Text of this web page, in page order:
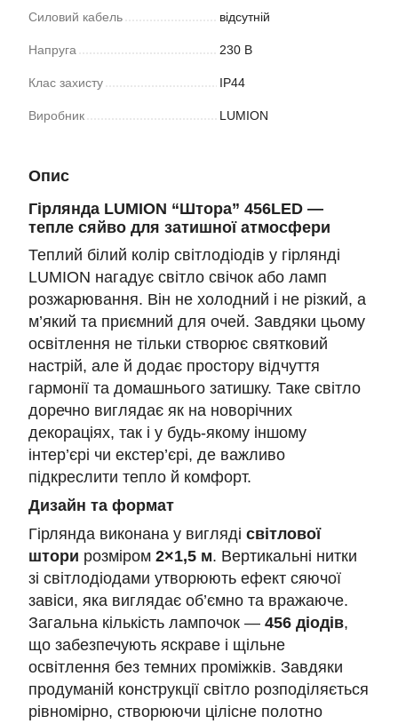
Силовий кабель відсутній
Напруга 230 В
Клас захисту IP44
Виробник LUMION
Опис
Гірлянда LUMION “Штора” 456LED —
тепле сяйво для затишної атмосфери
Теплий білий колір світлодіодів у гірлянді
LUMION нагадує світло свічок або ламп
розжарювання. Він не холодний і не різкий, а
м’який та приємний для очей. Завдяки цьому
освітлення не тільки створює святковий
настрій, але й додає простору відчуття
гармонії та домашнього затишку. Таке світло
доречно виглядає як на новорічних
декораціях, так і у будь-якому іншому
інтер’єрі чи екстер’єрі, де важливо
підкреслити тепло й комфорт.
Дизайн та формат
Гірлянда виконана у вигляді світлової
штори розміром 2×1,5 м. Вертикальні нитки
зі світлодіодами утворюють ефект сяючої
завіси, яка виглядає об’ємно та вражаюче.
Загальна кількість лампочок — 456 діодів,
що забезпечують яскраве і щільне
освітлення без темних проміжків. Завдяки
продуманій конструкції світло розподіляється
рівномірно, створюючи цілісне полотно